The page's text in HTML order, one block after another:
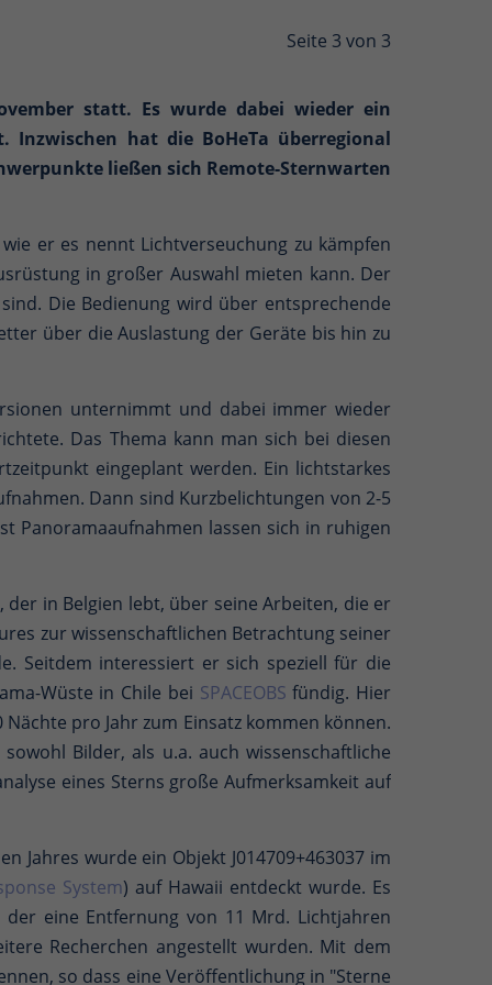
Seite 3 von 3
statt. Es wurde dabei wieder ein
hat die BoHeTa überregional
ließen sich Remote-Sternwarten
er es nennt Lichtverseuchung zu kämpfen
in großer Auswahl mieten kann. Der
Die Bedienung wird über entsprechende
über die Auslastung der Geräte bis hin zu
unternimmt und dabei immer wieder
Das Thema kann man sich bei diesen
eingeplant werden. Ein lichtstarkes
Dann sind Kurzbelichtungen von 2-5
Panoramaaufnahmen lassen sich in ruhigen
, der in Belgien lebt, über seine Arbeiten, die er
zur wissenschaftlichen Betrachtung seiner
Seitdem interessiert er sich speziell für die
Wüste in Chile bei SPACEOBS fündig. Hier
pro Jahr zum Einsatz kommen können.
Bilder, als u.a. auch wissenschaftliche
eines Sterns große Aufmerksamkeit auf
Jahres wurde ein Objekt J014709+463037 im
System) auf Hawaii entdeckt wurde. Es
eine Entfernung von 11 Mrd. Lichtjahren
Recherchen angestellt wurden. Mit dem
so dass eine Veröffentlichung in "Sterne